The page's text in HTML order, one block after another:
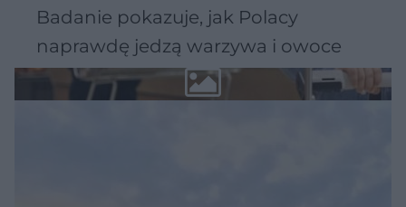
Badanie pokazuje, jak Polacy
naprawdę jedzą warzywa i owoce